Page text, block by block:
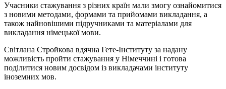
Учасники стажування з різних країн мали змогу ознайомитися
з новими методами, формами та прийомами викладання, а
також найновішими підручниками та матеріалами для
викладання німецької мови.
Світлана Стройкова вдячна Гете-Інституту за надану
можливість пройти стажування у Німеччині і готова
поділитися новим досвідом із викладачами інституту
іноземних мов.